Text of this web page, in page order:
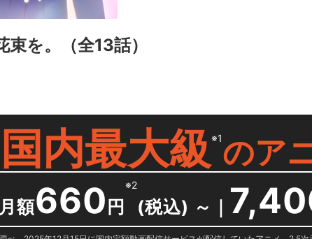
を。 （全13話）
国内最大級 ※1のア
月額660 円
※2
(税込) ～ ｜